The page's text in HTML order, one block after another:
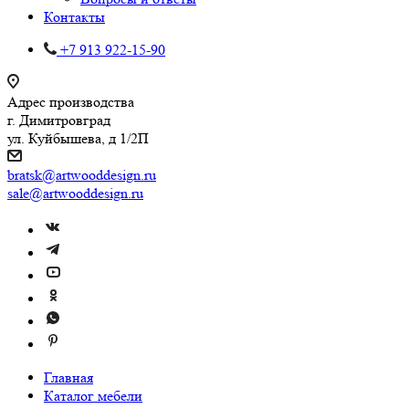
Контакты
+7 913 922-15-90
Адрес производства
г. Димитровград
ул. Куйбышева, д 1/2П
bratsk@artwooddesign.ru
sale@artwooddesign.ru
Главная
Каталог мебели